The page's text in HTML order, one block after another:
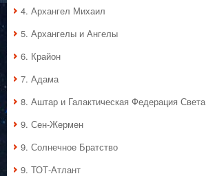
4. Архангел Михаил
5. Архангелы и Ангелы
6. Крайон
7. Адама
8. Аштар и Галактическая Федерация Света
9. Сен-Жермен
9. Солнечное Братство
9. ТОТ-Атлант